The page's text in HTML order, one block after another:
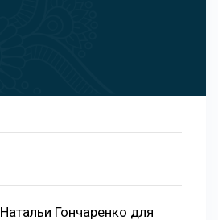
Натальи Гончаренко для